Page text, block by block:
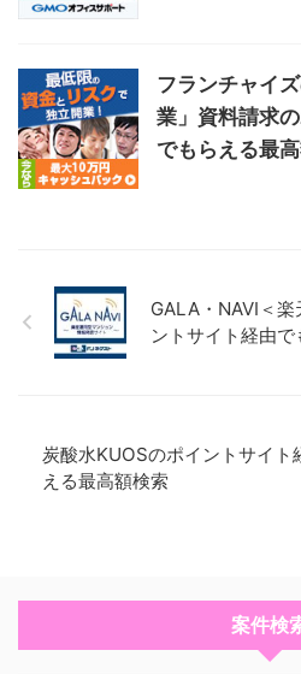
フランチャイ
業」資料請求
でもらえる最
GALA・NAVI＜
ントサイト経由
炭酸水KUOSのポイントサイト
える最高額検索
案件検